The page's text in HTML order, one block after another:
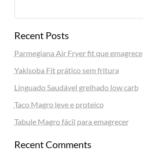
Recent Posts
Parmegiana Air Fryer fit que emagrece
Yakisoba Fit prático sem fritura
Linguado Saudável grelhado low carb
Taco Magro leve e proteico
Tabule Magro fácil para emagrecer
Recent Comments